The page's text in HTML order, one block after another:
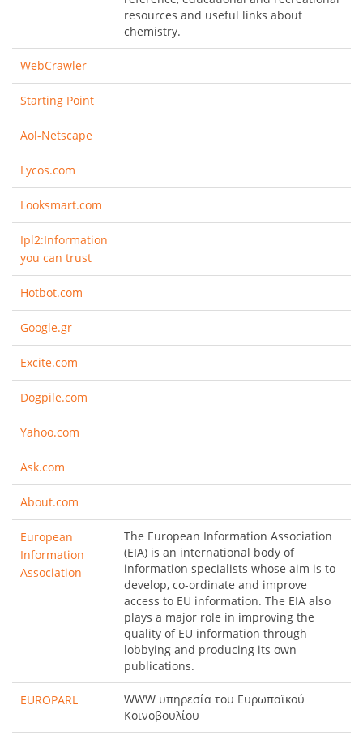
resources and useful links about
chemistry.
WebCrawler
Starting Point
Aol-Netscape
Lycos.com
Looksmart.com
Ipl2:Information
you can trust
Hotbot.com
Google.gr
Excite.com
Dogpile.com
Yahoo.com
Ask.com
About.com
European
Information
Association
The European Information Association
(EIA) is an international body of
information specialists whose aim is to
develop, co-ordinate and improve
access to EU information. The EIA also
plays a major role in improving the
quality of EU information through
lobbying and producing its own
publications.
EUROPARL
WWW υπηρεσία του Ευρωπαϊκού
Κοινοβουλίου